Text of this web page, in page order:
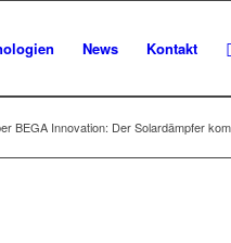
News Kontakt
BEGA Innovation: Der Solardämpfer